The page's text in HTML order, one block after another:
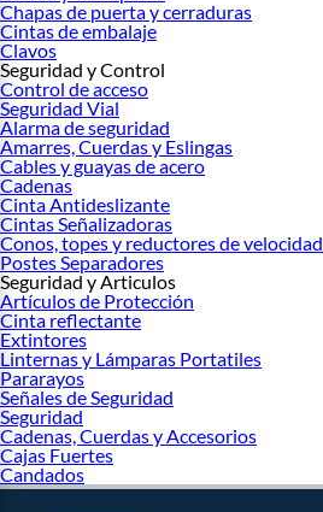
Chapas de puerta y cerraduras
Cintas de embalaje
Clavos
Seguridad y Control
Control de acceso
Seguridad Vial
Alarma de seguridad
Amarres, Cuerdas y Eslingas
Cables y guayas de acero
Cadenas
Cinta Antideslizante
Cintas Señalizadoras
Conos, topes y reductores de velocidad
Postes Separadores
Seguridad y Articulos
Artículos de Protección
Cinta reflectante
Extintores
Linternas y Lámparas Portatiles
Pararayos
Señales de Seguridad
Seguridad
Cadenas, Cuerdas y Accesorios
Cajas Fuertes
Candados